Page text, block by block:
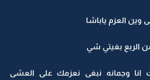
العزم ياباشا
بغيتي شي
وجمانه نبغى نعزمك على العشى